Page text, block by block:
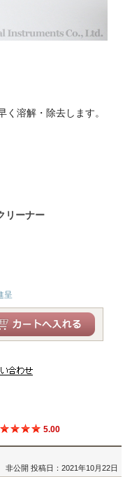
く溶解・除去します。
リーナー
呈
5.00
非公開 投稿日：2021年10月22日